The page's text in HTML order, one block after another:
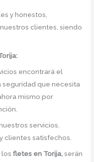
y honestos,
clientes, siendo
encontrará el
seguridad que necesita
mismo por
servicios.
clientes satisfechos.
losfletes en Torija,serán